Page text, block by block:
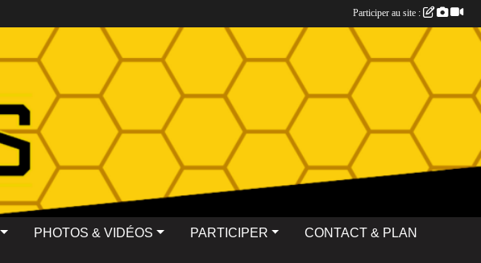
PHOTOS & VIDÉOS PARTICIPER CONTACT & PLAN
Participer au site :